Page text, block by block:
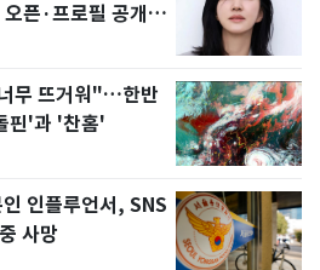
픈·프로필 공개
무 뜨거워"…한반
핀'과 '찬홈'
인플루언서, SNS
사망